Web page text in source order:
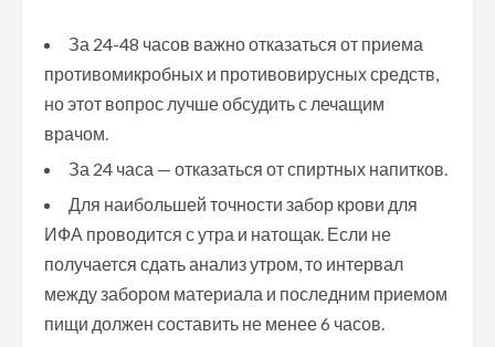
За 24-48 часов важно отказаться от приема
противомикробных и противовирусных средств,
но этот вопрос лучше обсудить с лечащим
врачом.
За 24 часа — отказаться от спиртных напитков.
Для наибольшей точности забор крови для
ИФА проводится с утра и натощак. Если не
получается сдать анализ утром, то интервал
между забором материала и последним приемом
пищи должен составить не менее 6 часов.